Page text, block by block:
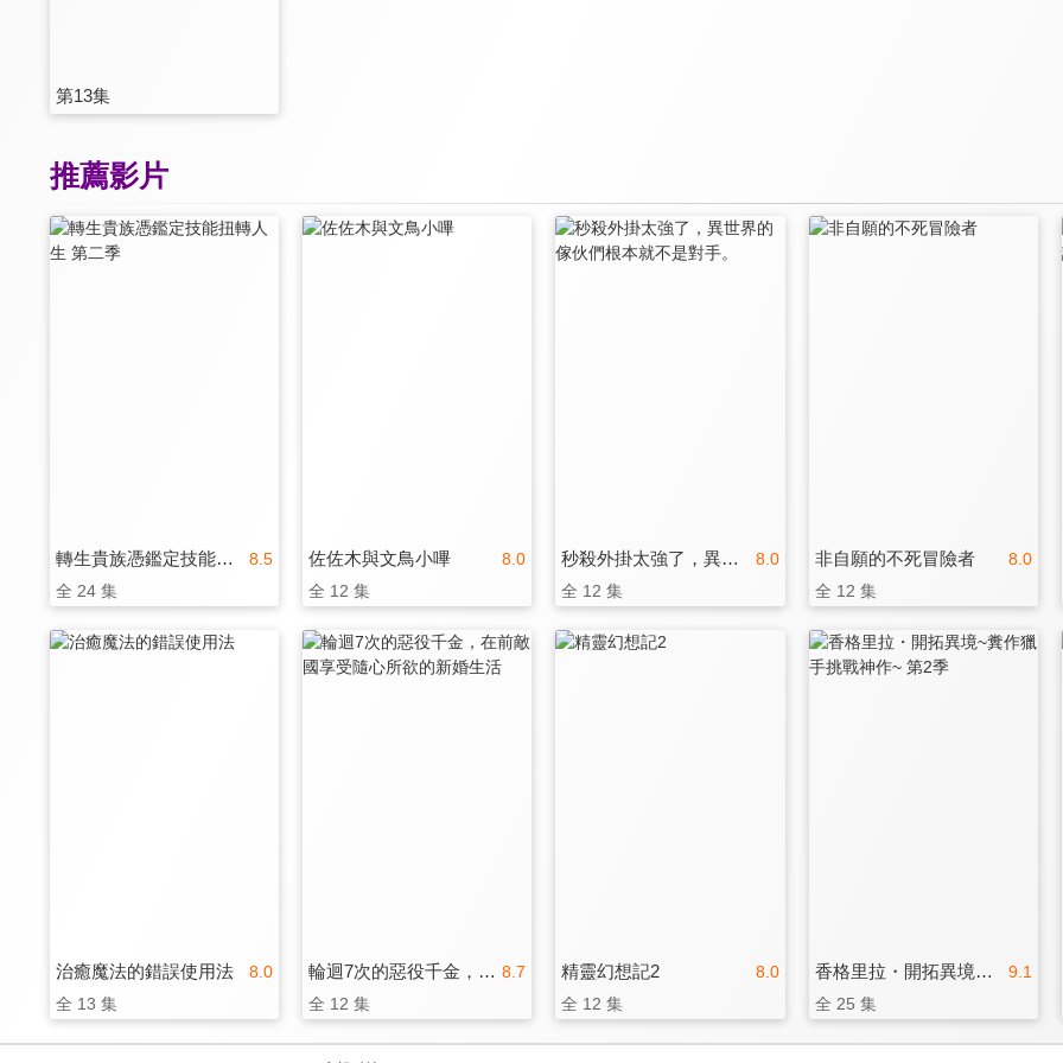
第13集
推薦影片
8.5
轉生貴族憑鑑定技能扭轉人生 第二季
全 24 集
8.0
佐佐木與文鳥小嗶
全 12 集
8.0
秒殺外掛太強了，異世界的傢伙們根本就不是對手。
全 12 集
8.0
非自願的不死冒險者
全 12 集
8.0
治癒魔法的錯誤使用法
全 13 集
8.7
輪迴7次的惡役千金，在前敵國享受隨心所欲的新婚生活
全 12 集
8.0
精靈幻想記2
全 12 集
9.1
香格里拉・開拓異境~糞作獵手挑戰神作~ 第2季
全 25 集